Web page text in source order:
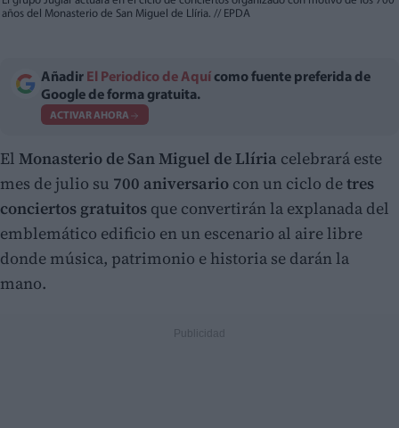
años del Monasterio de San Miguel de Llíria. // EPDA
Añadir El Periodico de Aquí como fuente preferida de
Google de forma gratuita.
ACTIVAR AHORA
El Monasterio de San Miguel de Llíria celebrará este
mes de julio su 700 aniversario con un ciclo detres
conciertos gratuitos que convertirán la explanada del
emblemático edificio en un escenario al aire libre
donde música, patrimonio e historia se darán la
mano.